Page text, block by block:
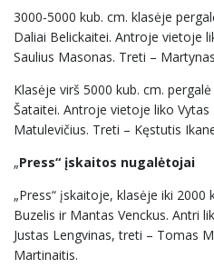
3000-5000 kub. cm. klasėje
Daliai Belickaitei. Antroje vietoje
Saulius Masonas. Treti –
Klasėje virš 5000 kub. cm.
Šataitei. Antroje vietoje liko Vytas
Matulevičius. Treti – Kęstutis
„Press“ įskaitos nugalėtojai
„Press“ įskaitoje, klasėje iki
Buzelis ir Mantas Venckus. Antri
Justas Lengvinas, treti – Tomas
Martinaitis.